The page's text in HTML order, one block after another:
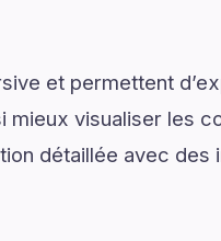
et permettent
mieux visualiser les
détaillée avec des